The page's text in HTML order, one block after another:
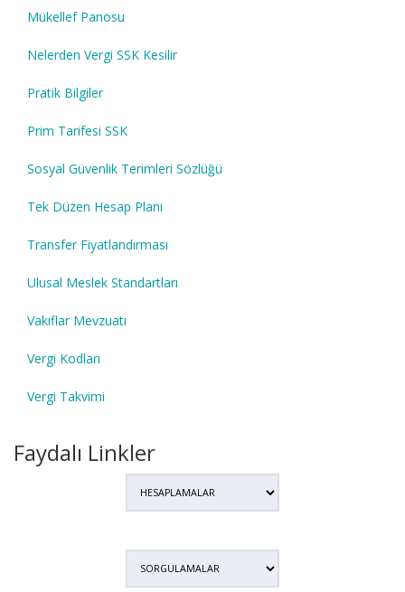
Mükellef Panosu
Nelerden Vergi SSK Kesilir
Pratik Bilgiler
Prim Tarifesi SSK
Sosyal Güvenlik Terimleri Sözlüğü
Tek Düzen Hesap Planı
Transfer Fiyatlandırması
Ulusal Meslek Standartları
Vakıflar Mevzuatı
Vergi Kodları
Vergi Takvimi
Faydalı Linkler